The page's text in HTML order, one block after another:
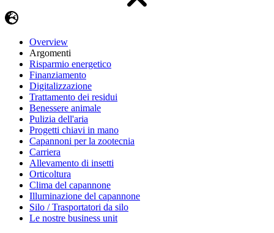
Overview
Argomenti
Risparmio energetico
Finanziamento
Digitalizzazione
Trattamento dei residui
Benessere animale
Pulizia dell'aria
Progetti chiavi in mano
Capannoni per la zootecnia
Carriera
Allevamento di insetti
Orticoltura
Clima del capannone
Illuminazione del capannone
Silo / Trasportatori da silo
Le nostre business unit